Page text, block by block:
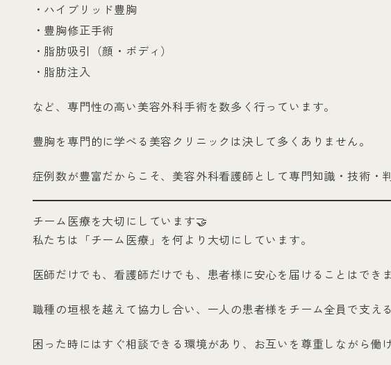
・ハイブリッド豊胸
・豊胸修正手術
・脂肪吸引（顔・ボディ）
・脂肪注入
など、専門性の高い美容外科手術を数多く行っています。
豊胸を専門的に学べる美容クリニックは決して多くありません。
症例数が豊富だからこそ、美容外科看護師として専門知識・技術・
チーム医療を大切にしています🤝
私たちは「チーム医療」を何より大切にしています。
医師だけでも、看護師だけでも、患者様に安心を届けることはできま
職種の垣根を越えて協力し合い、一人の患者様をチーム全員で支える
困った時にはすぐ相談できる環境があり、お互いを尊重しながら働